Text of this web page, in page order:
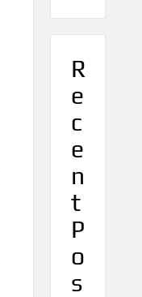
R
e
c
e
n
t
P
o
s